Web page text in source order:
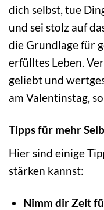
dich selbst, tue
und sei stolz auf
die Grundlage für
erfülltes Leben.
geliebt und
am Valentinstag,
Tipps für mehr
Hier sind einige
stärken kannst:
Nimm dir Zeit